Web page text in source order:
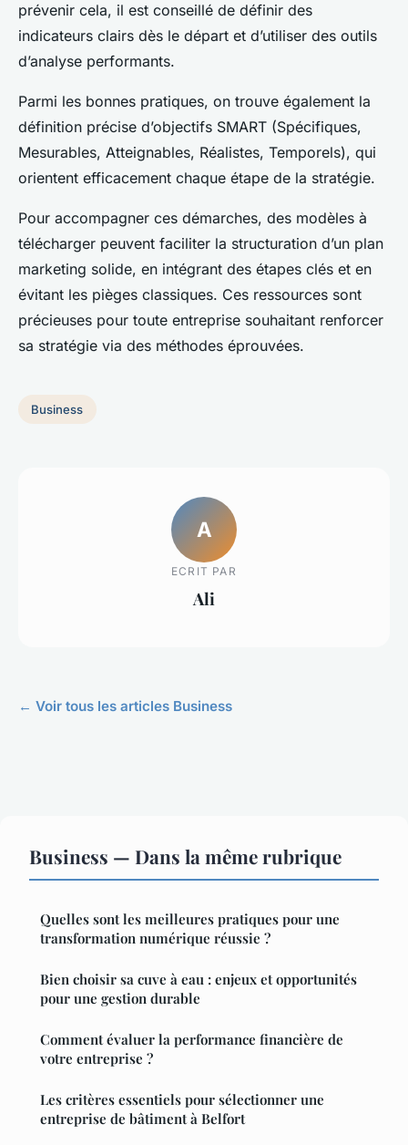
prévenir cela, il est conseillé de définir des
indicateurs clairs dès le départ et d’utiliser des outils
d’analyse performants.
Parmi les bonnes pratiques, on trouve également la
définition précise d’objectifs SMART (Spécifiques,
Mesurables, Atteignables, Réalistes, Temporels), qui
orientent efficacement chaque étape de la stratégie.
Pour accompagner ces démarches, des modèles à
télécharger peuvent faciliter la structuration d’un plan
marketing solide, en intégrant des étapes clés et en
évitant les pièges classiques. Ces ressources sont
précieuses pour toute entreprise souhaitant renforcer
sa stratégie via des méthodes éprouvées.
Business
A
ECRIT PAR
Ali
← Voir tous les articles Business
Business — Dans la même rubrique
Quelles sont les meilleures pratiques pour une
transformation numérique réussie ?
Bien choisir sa cuve à eau : enjeux et opportunités
pour une gestion durable
Comment évaluer la performance financière de
votre entreprise ?
Les critères essentiels pour sélectionner une
entreprise de bâtiment à Belfort